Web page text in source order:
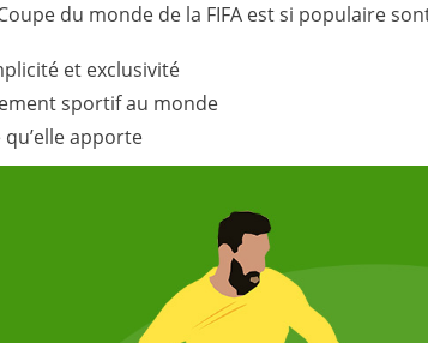
du monde de la FIFA est si populaire
et exclusivité
sportif au monde
apporte